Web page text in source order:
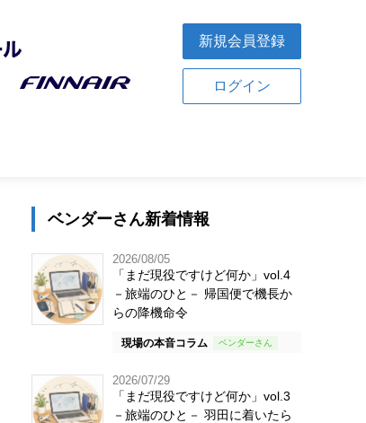
新規会員登録
ログイン
ベンダーさん新着情報
2026/08/05
「まだ現役ですけど何か」vol.4
－旅端のひと－ 帰国便で機長か
らの降機命令
現場の本音コラム
2026/07/29
「まだ現役ですけど何か」vol.3
－旅端のひと－ 羽田に着いたら